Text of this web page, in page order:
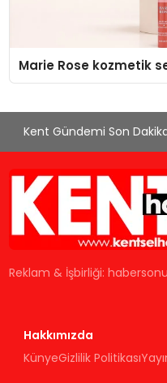
Marie Rose kozmetik
Kent Gündemi Son Dakika
Reklam & İşbirliği:
Hakkımızda
KünyeGizlilik Politikası